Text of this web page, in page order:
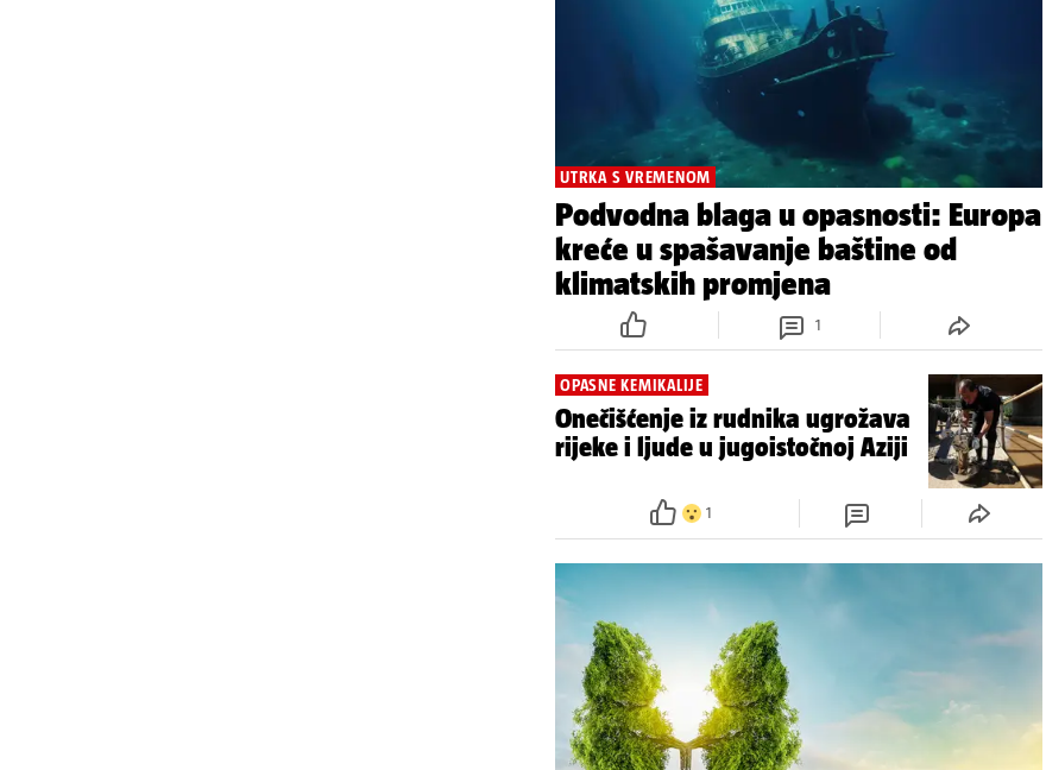
UTRKA S VREMENOM
Podvodna blaga u opasnosti: Europa
kreće u spašavanje baštine od
klimatskih promjena
1
OPASNE KEMIKALIJE
Onečišćenje iz rudnika ugrožava
rijeke i ljude u jugoistočnoj Aziji
1